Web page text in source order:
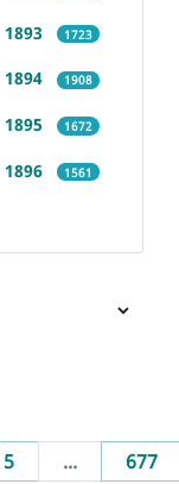
1893 1723
1894 1908
1895 1672
1896 1561
5 ... 677